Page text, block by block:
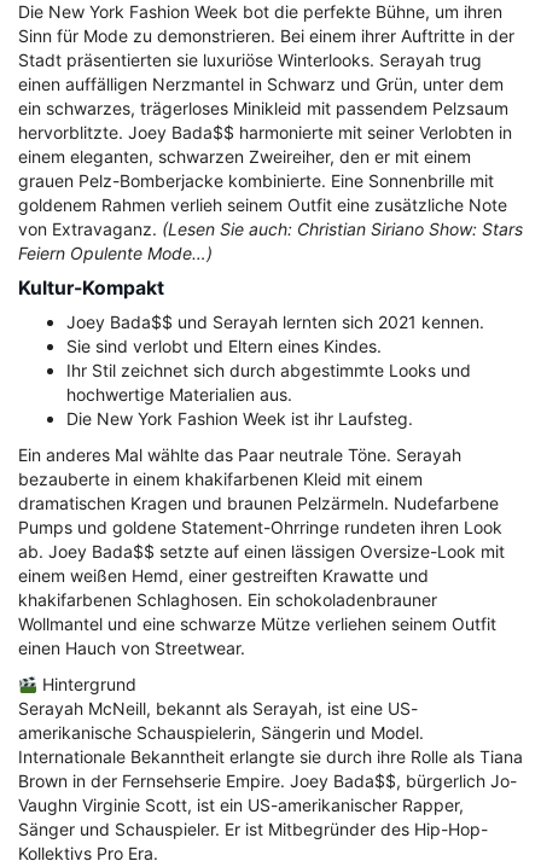
Die New York Fashion Week bot die perfekte Bühne, um ihren
Sinn für Mode zu demonstrieren. Bei einem ihrer Auftritte in der
Stadt präsentierten sie luxuriöse Winterlooks. Serayah trug
einen auffälligen Nerzmantel in Schwarz und Grün, unter dem
ein schwarzes, trägerloses Minikleid mit passendem Pelzsaum
hervorblitzte. Joey Bada$$ harmonierte mit seiner Verlobten in
einem eleganten, schwarzen Zweireiher, den er mit einem
grauen Pelz-Bomberjacke kombinierte. Eine Sonnenbrille mit
goldenem Rahmen verlieh seinem Outfit eine zusätzliche Note
von Extravaganz. (Lesen Sie auch: Christian Siriano Show: Stars
Feiern Opulente Mode…)
Kultur-Kompakt
Joey Bada$$ und Serayah lernten sich 2021 kennen.
Sie sind verlobt und Eltern eines Kindes.
Ihr Stil zeichnet sich durch abgestimmte Looks und
hochwertige Materialien aus.
Die New York Fashion Week ist ihr Laufsteg.
Ein anderes Mal wählte das Paar neutrale Töne. Serayah
bezauberte in einem khakifarbenen Kleid mit einem
dramatischen Kragen und braunen Pelzärmeln. Nudefarbene
Pumps und goldene Statement-Ohrringe rundeten ihren Look
ab. Joey Bada$$ setzte auf einen lässigen Oversize-Look mit
einem weißen Hemd, einer gestreiften Krawatte und
khakifarbenen Schlaghosen. Ein schokoladenbrauner
Wollmantel und eine schwarze Mütze verliehen seinem Outfit
einen Hauch von Streetwear.
Hintergrund
Serayah McNeill, bekannt als Serayah, ist eine US-
amerikanische Schauspielerin, Sängerin und Model.
Internationale Bekanntheit erlangte sie durch ihre Rolle als Tiana
Brown in der Fernsehserie Empire. Joey Bada$$, bürgerlich Jo-
Vaughn Virginie Scott, ist ein US-amerikanischer Rapper,
Sänger und Schauspieler. Er ist Mitbegründer des Hip-Hop-
Kollektivs Pro Era.